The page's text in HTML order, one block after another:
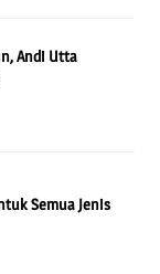
Andi Utta
Semua Jenis